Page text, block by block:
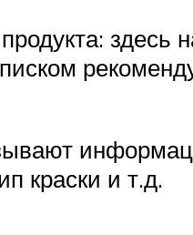
здесь
краски и т.д.